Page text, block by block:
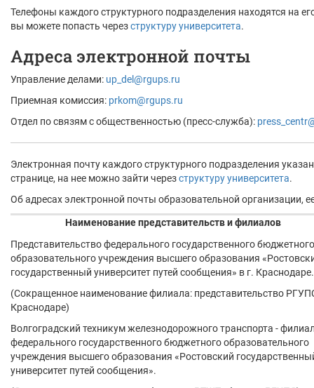
Телефоны каждого структурного подразделения находятся на
вы можете попасть черезструктуру университета.
Адреса электронной почты
Управление делами: up_del@rgups.ru
Приемная комиссия: prkom@rgups.ru
Отдел по связям с общественностью (пресс-служба):
Электронная почту каждого структурного подразделения
странице, на нее можно зайти черезструктуру университета.
Об адресах электронной почты образовательной организации,
Наименование представительств и филиалов
Представительство федерального государственного бюджетного
образовательного учреждения высшего образования
государственный университет путей сообщения» в г. Краснодаре.
(Сокращенное наименование филиала: представительство
Краснодаре)
Волгоградский техникум железнодорожного транспорта -
федерального государственного бюджетного образовательного
учреждения высшего образования «Ростовский
университет путей сообщения».